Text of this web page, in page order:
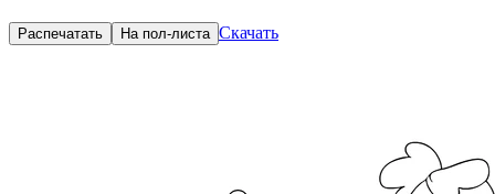
Распечатать На пол-листа Скачать